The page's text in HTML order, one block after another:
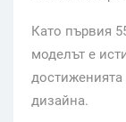
Като първия
моделът е
достиженията
дизайна.